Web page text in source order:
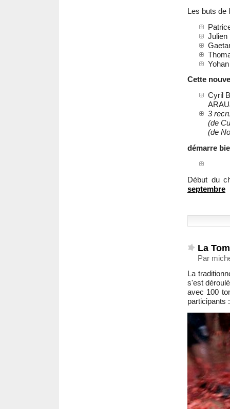
Les buts de
Julien
Cette
Cyril
3
(de
(de
démarre
Début du
septembre
La
Par
La
s'est
avec 100
participants :